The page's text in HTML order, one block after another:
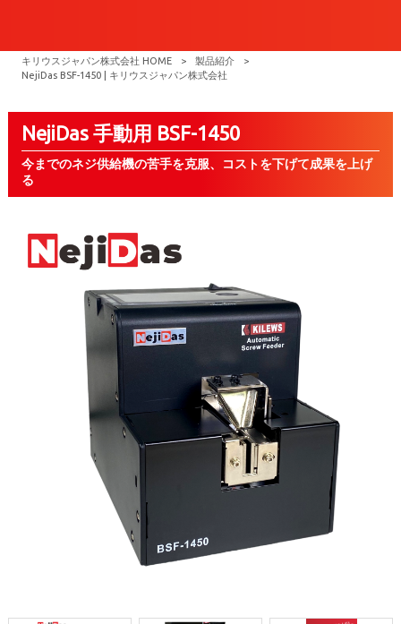
キリウスジャパン株式会社 HOME > 製品紹介
>
NejiDas BSF-1450 | キリウスジャパン株式会社
NejiDas 手動用 BSF-1450
今までのネジ供給機の苦手を克服、コストを下げて成果を上げ
る